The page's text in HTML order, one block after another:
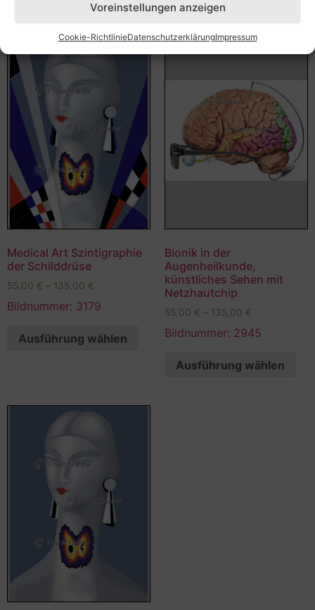
Voreinstellungen anzeigen
Cookie-RichtlinieDatenschutzerklärungImpressum
Medical Art Szintigraphie
der Schilddrüse
55,00 € – 135,00 €
Bildnummer: 3179
Ausführung wählen
Bionik in der
Augenheilkunde,
künstliches Sehen mit
Netzhautchip
55,00 € – 135,00 €
Bildnummer: 2945
Ausführung wählen